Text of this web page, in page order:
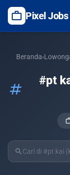
work Pixel Jobs
Beranda›
tag
#pt
search